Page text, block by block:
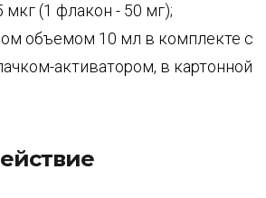
(1 флакон - 50 мг);
объемом 10 мл в комплекте с
активатором, в картонной